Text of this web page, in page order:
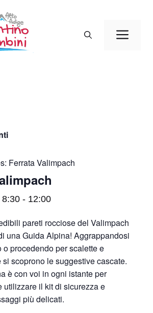
Ferrata Valimpach
- 12:00
pareti rocciose del Valimpach
una Guida Alpina! Aggrappandosi
o procedendo per scalette e
scoprono le suggestive cascate.
è con voi in ogni istante per
utilizzare il kit di sicurezza e
più delicati.